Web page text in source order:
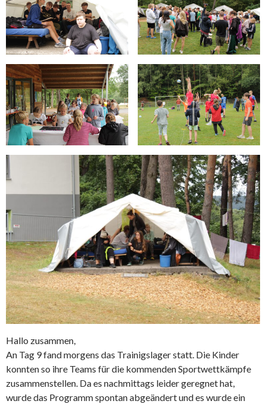
Hallo zusammen,
An Tag 9 fand morgens das Trainigslager statt. Die Kinder
konnten so ihre Teams für die kommenden Sportwettkämpfe
zusammenstellen. Da es nachmittags leider geregnet hat,
wurde das Programm spontan abgeändert und es wurde ein